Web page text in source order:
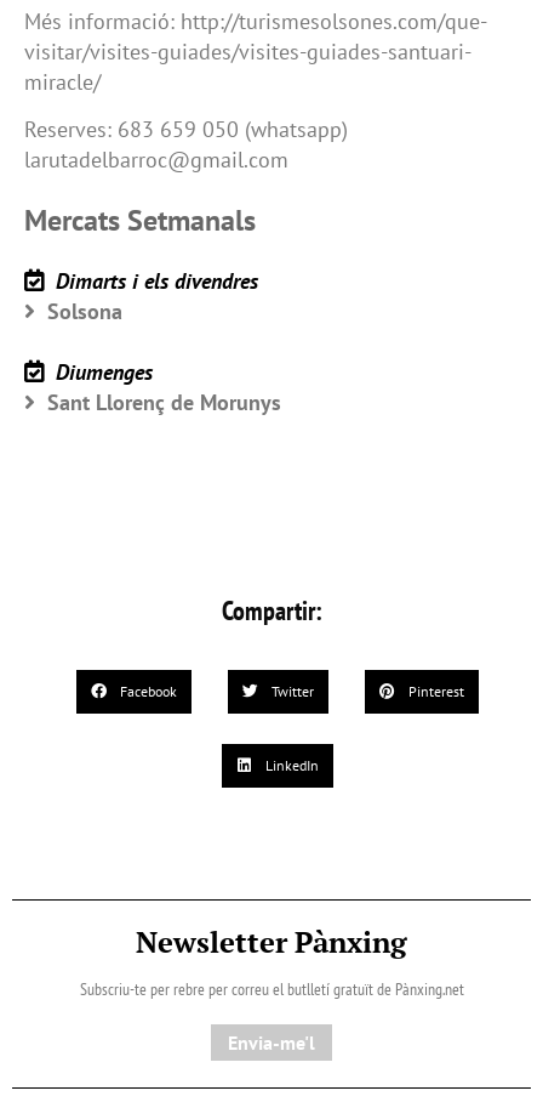
Més informació: http://turismesolsones.com/que-
visitar/visites-guiades/visites-guiades-santuari-
miracle/
Reserves: 683 659 050 (whatsapp)
larutadelbarroc@gmail.com
Mercats Setmanals
Dimarts i els divendres
Solsona
Diumenges
Sant Llorenç de Morunys
Compartir:
Facebook Twitter Pinterest
LinkedIn
Newsletter Pànxing
Subscriu-te per rebre per correu el butlletí gratuït de Pànxing.net​
Envia-me'l